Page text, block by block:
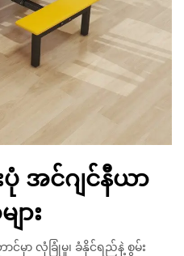
အင်ဂျင်နီယာ
ား
င်မှာ လုံခြုံမှု၊ ခံနိုင်ရည်နဲ့ စွမ်း